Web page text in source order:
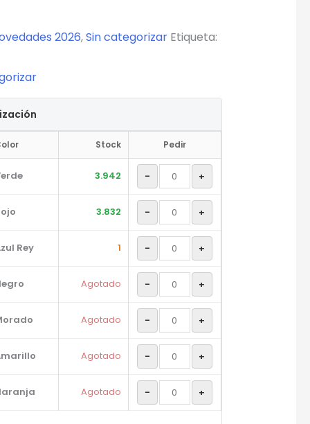
2026,Sin categorizar Etiqueta:
Stock Pedir
3.942 - +
3.832 - +
Rey 1 - +
Agotado - +
Agotado - +
Agotado - +
Agotado - +